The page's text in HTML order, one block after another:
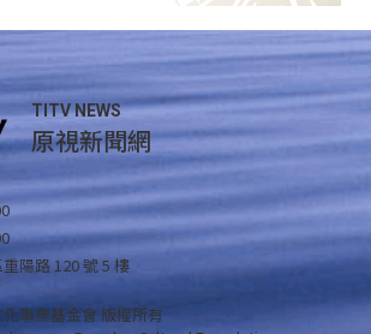
TITV NEWS
原視新聞網
陽路 120 號 5 樓
事業基金會 版權所有